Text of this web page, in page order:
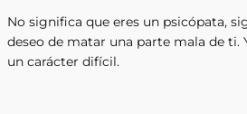
No significa que eres un psicópata,
deseo de matar una parte mala de ti.
un carácter difícil.